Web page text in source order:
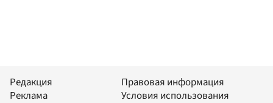
Редакция
Реклама
Правовая информация
Условия использования